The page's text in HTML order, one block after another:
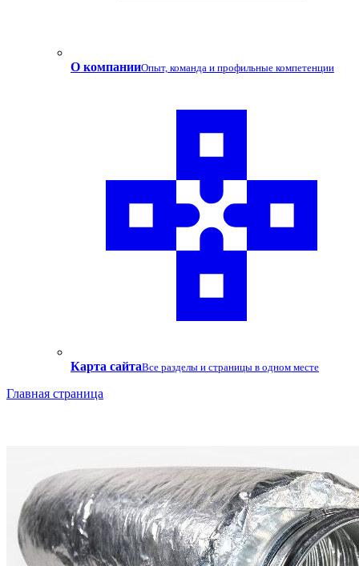
О компанииОпыт, команда и профильные компетенции
Карта сайтаВсе разделы и страницы в одном месте
Главная страница